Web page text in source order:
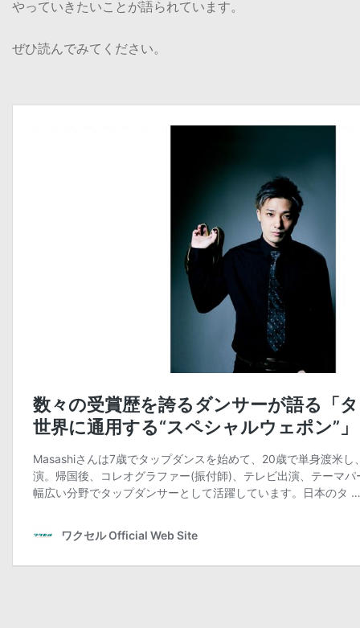
やっていきたいことが語られています。
ぜひ読んでみてください。